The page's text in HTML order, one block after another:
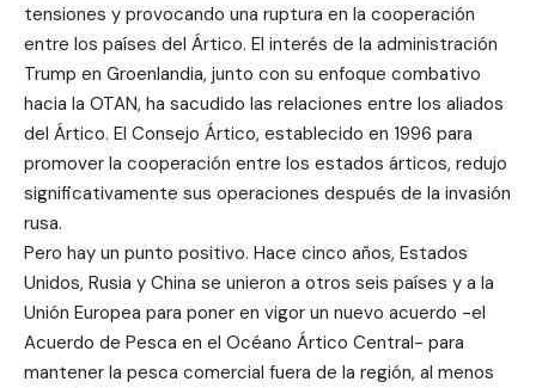
tensiones y provocando una ruptura en la cooperación
entre los países del Ártico. El interés de la administración
Trump en Groenlandia, junto con su enfoque combativo
hacia la OTAN, ha sacudido las relaciones entre los aliados
del Ártico. El Consejo Ártico, establecido en 1996 para
promover la cooperación entre los estados árticos, redujo
significativamente sus operaciones después de la invasión
rusa.
Pero hay un punto positivo. Hace cinco años, Estados
Unidos, Rusia y China se unieron a otros seis países y a la
Unión Europea para poner en vigor un nuevo acuerdo -el
Acuerdo de Pesca en el Océano Ártico Central- para
mantener la pesca comercial fuera de la región, al menos